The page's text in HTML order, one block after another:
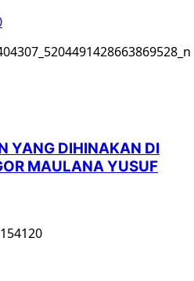
YANG DIHINAKAN DI
MAULANA YUSUF